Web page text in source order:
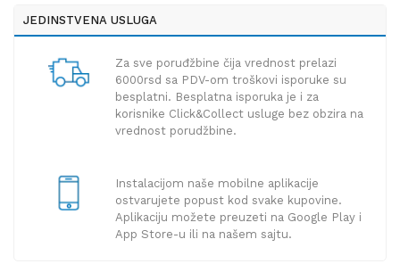
JEDINSTVENA USLUGA
Za sve poruđžbine čija vrednost prelazi
6000rsd sa PDV-om troškovi isporuke su
besplatni. Besplatna isporuka je i za
korisnike Click&Collect usluge bez obzira na
vrednost porudžbine.
Instalacijom naše mobilne aplikacije
ostvarujete popust kod svake kupovine.
Aplikaciju možete preuzeti na Google Play i
App Store-u ili na našem sajtu.